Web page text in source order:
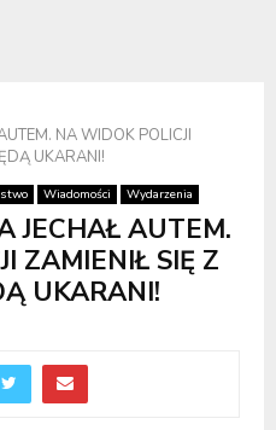
NA WIDOK POLICJI
UKARANI!
Wiadomości Wydarzenia
JECHAŁ AUTEM.
ZAMIENIŁ SIĘ Z
UKARANI!